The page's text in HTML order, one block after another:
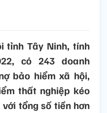
tỉnh Tây Ninh, tính
có 243 doanh
bảo hiểm xã hội,
thất nghiệp kéo
tổng số tiền hơn